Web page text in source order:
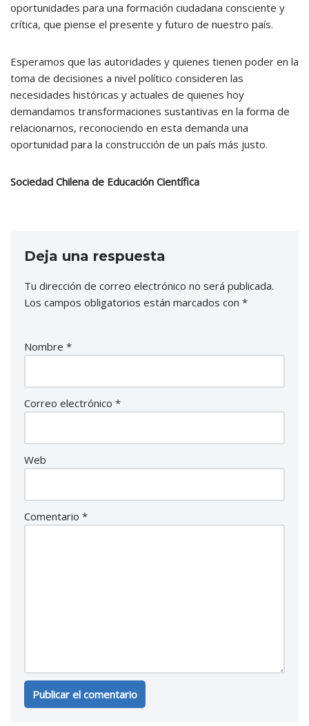
oportunidades para una formación ciudadana consciente y
crítica, que piense el presente y futuro de nuestro país.
Esperamos que las autoridades y quienes tienen poder en la
toma de decisiones a nivel político consideren las
necesidades históricas y actuales de quienes hoy
demandamos transformaciones sustantivas en la forma de
relacionarnos, reconociendo en esta demanda una
oportunidad para la construcción de un país más justo.
Sociedad Chilena de Educación Científica
Deja una respuesta
Tu dirección de correo electrónico no será publicada.
Los campos obligatorios están marcados con *
Nombre *
Correo electrónico *
Web
Comentario *